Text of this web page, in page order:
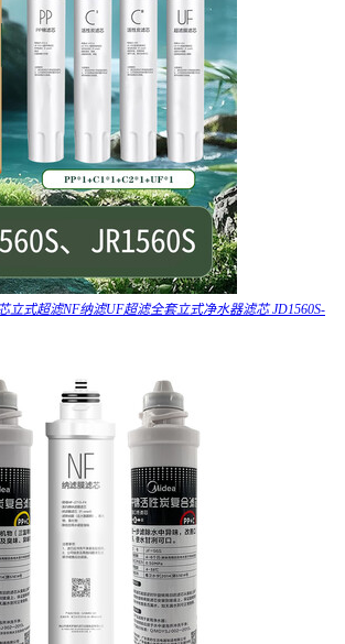
立式超滤NF纳滤UF超滤全套立式净水器滤芯 JD1560S-